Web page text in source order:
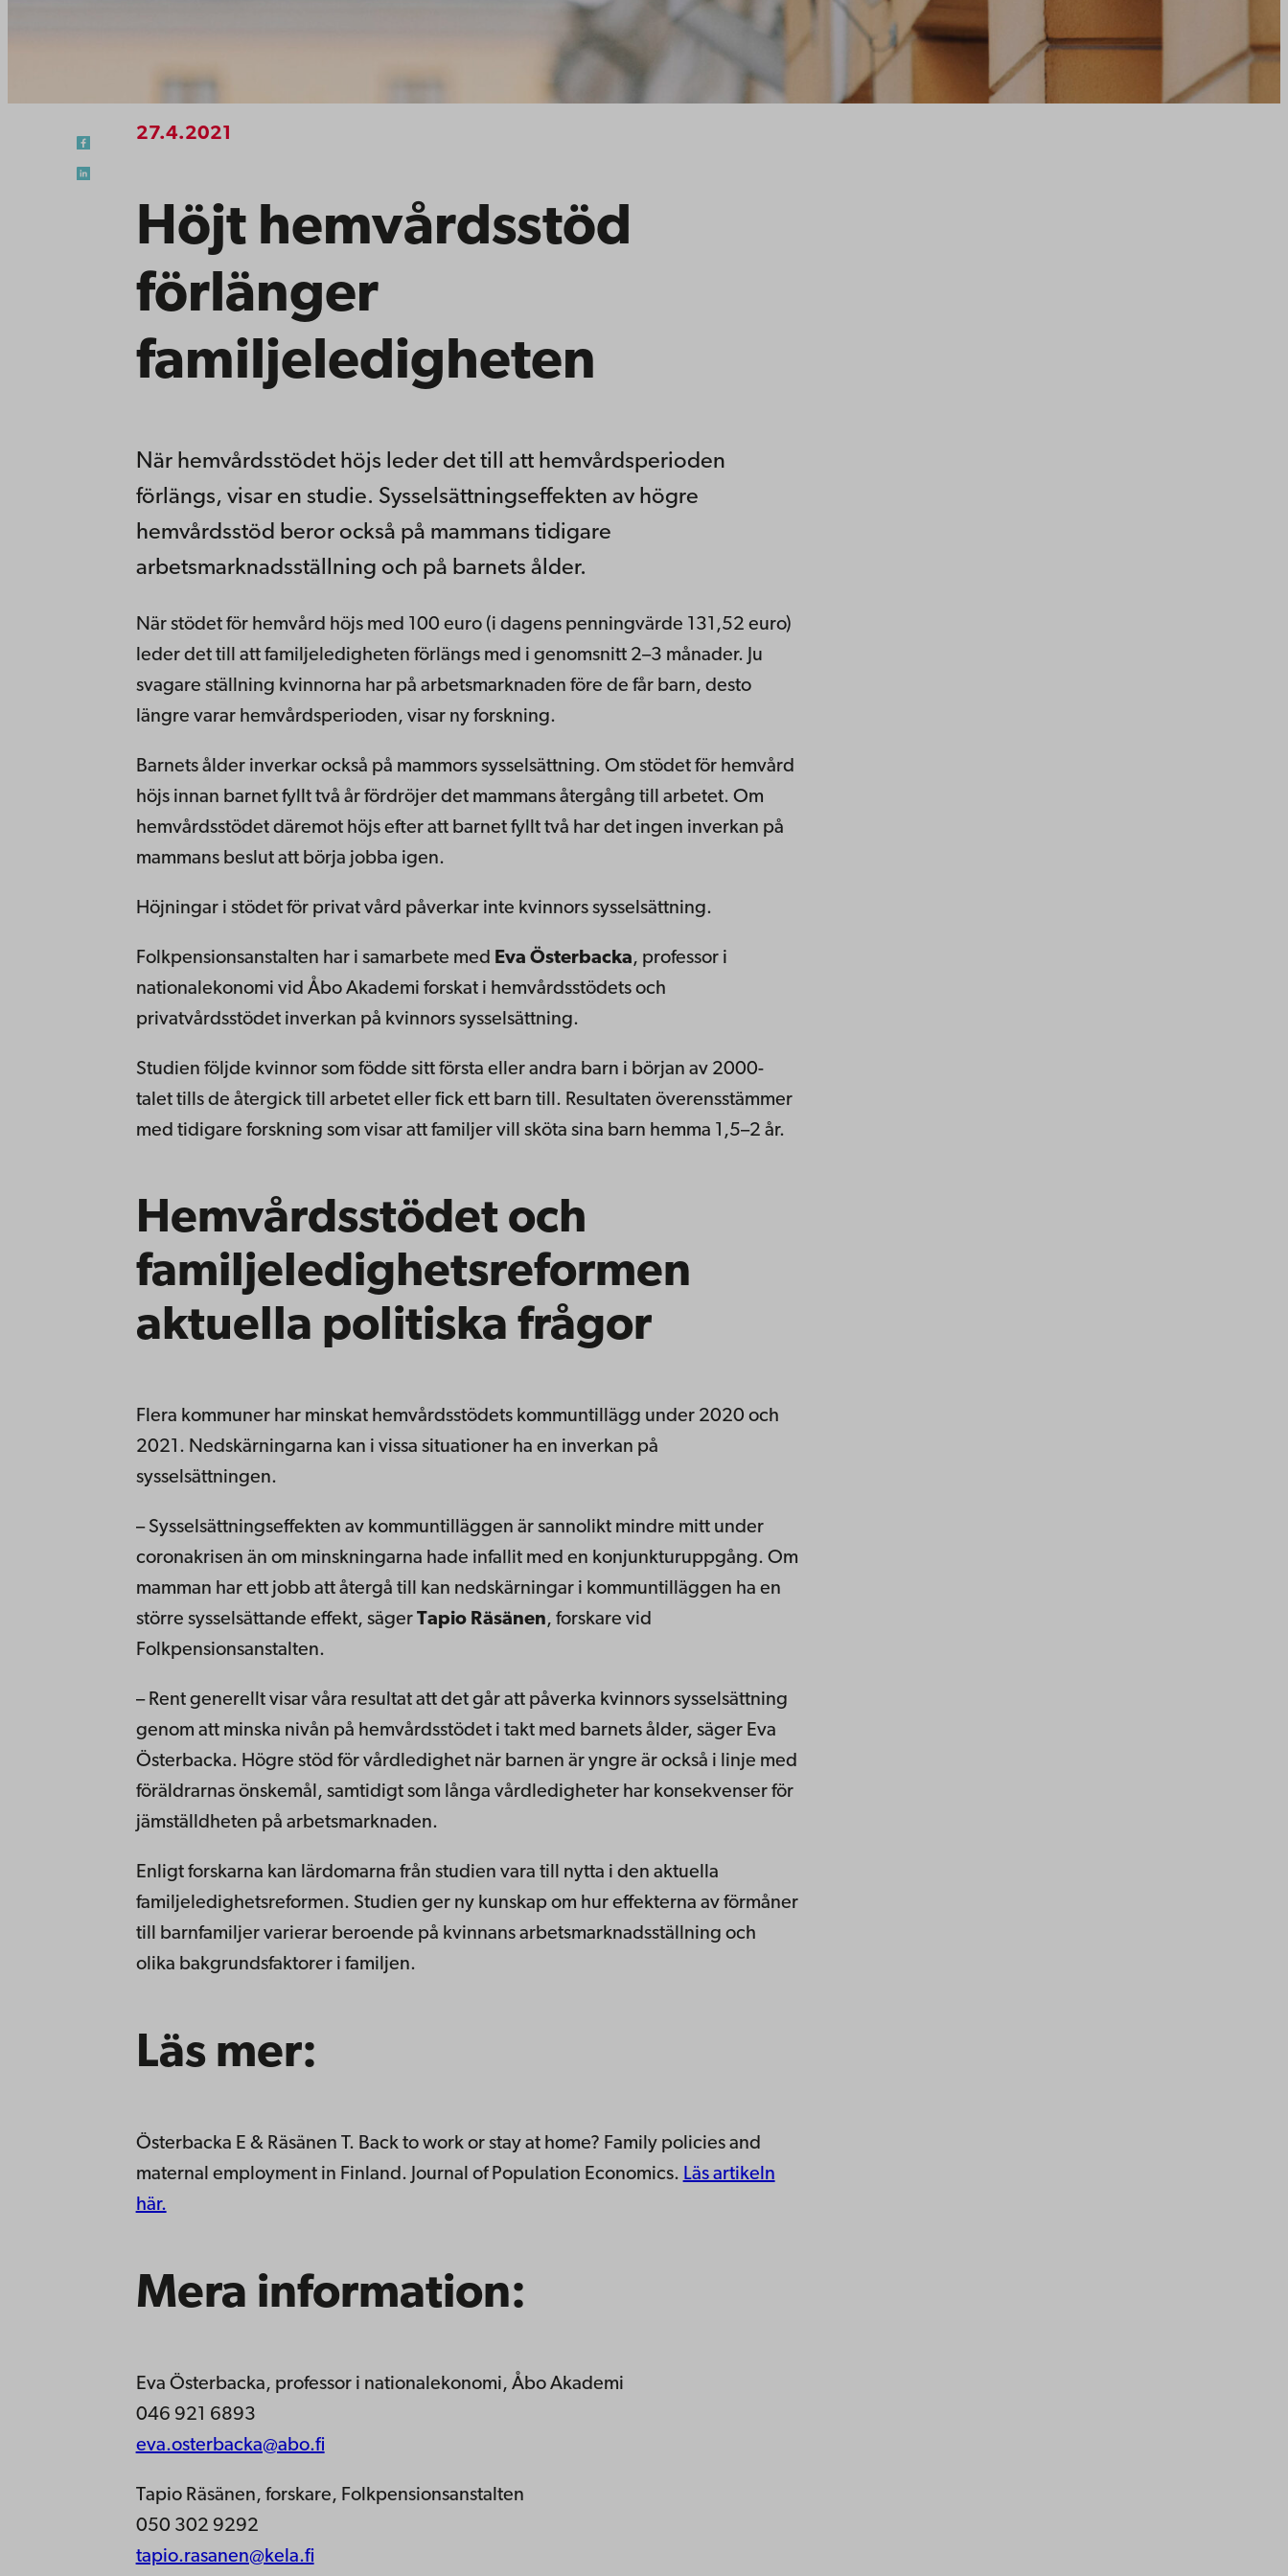
27.4.2021
Höjt hemvårdsstöd
förlänger
familjeledigheten
När hemvårdsstödet höjs leder det till att hemvårdsperioden
förlängs, visar en studie. Sysselsättningseffekten av högre
hemvårdsstöd beror också på mammans tidigare
arbetsmarknadsställning och på barnets ålder.
När stödet för hemvård höjs med 100 euro (i dagens penningvärde 131,52 euro)
leder det till att familjeledigheten förlängs med i genomsnitt 2–3 månader. Ju
svagare ställning kvinnorna har på arbetsmarknaden före de får barn, desto
längre varar hemvårdsperioden, visar ny forskning.
Barnets ålder inverkar också på mammors sysselsättning. Om stödet för hemvård
höjs innan barnet fyllt två år fördröjer det mammans återgång till arbetet. Om
hemvårdsstödet däremot höjs efter att barnet fyllt två har det ingen inverkan på
mammans beslut att börja jobba igen.
Höjningar i stödet för privat vård påverkar inte kvinnors sysselsättning.
Folkpensionsanstalten har i samarbete med Eva Österbacka, professor i
nationalekonomi vid Åbo Akademi forskat i hemvårdsstödets och
privatvårdsstödet inverkan på kvinnors sysselsättning.
Studien följde kvinnor som födde sitt första eller andra barn i början av 2000-
talet tills de återgick till arbetet eller fick ett barn till. Resultaten överensstämmer
med tidigare forskning som visar att familjer vill sköta sina barn hemma 1,5–2 år.
Hemvårdsstödet och
familjeledighetsreformen
aktuella politiska frågor
Flera kommuner har minskat hemvårdsstödets kommuntillägg under 2020 och
2021. Nedskärningarna kan i vissa situationer ha en inverkan på
sysselsättningen.
– Sysselsättningseffekten av kommuntilläggen är sannolikt mindre mitt under
coronakrisen än om minskningarna hade infallit med en konjunkturuppgång. Om
mamman har ett jobb att återgå till kan nedskärningar i kommuntilläggen ha en
större sysselsättande effekt, säger Tapio Räsänen, forskare vid
Folkpensionsanstalten.
– Rent generellt visar våra resultat att det går att påverka kvinnors sysselsättning
genom att minska nivån på hemvårdsstödet i takt med barnets ålder, säger Eva
Österbacka. Högre stöd för vårdledighet när barnen är yngre är också i linje med
föräldrarnas önskemål, samtidigt som långa vårdledigheter har konsekvenser för
jämställdheten på arbetsmarknaden.
Enligt forskarna kan lärdomarna från studien vara till nytta i den aktuella
familjeledighetsreformen. Studien ger ny kunskap om hur effekterna av förmåner
till barnfamiljer varierar beroende på kvinnans arbetsmarknadsställning och
olika bakgrundsfaktorer i familjen.
Läs mer:
Österbacka E & Räsänen T. Back to work or stay at home? Family policies and
maternal employment in Finland. Journal of Population Economics. Läs artikeln
här.
Mera information:
Eva Österbacka, professor i nationalekonomi, Åbo Akademi
046 921 6893
eva.osterbacka@abo.fi
Tapio Räsänen, forskare, Folkpensionsanstalten
050 302 9292
tapio.rasanen@kela.fi